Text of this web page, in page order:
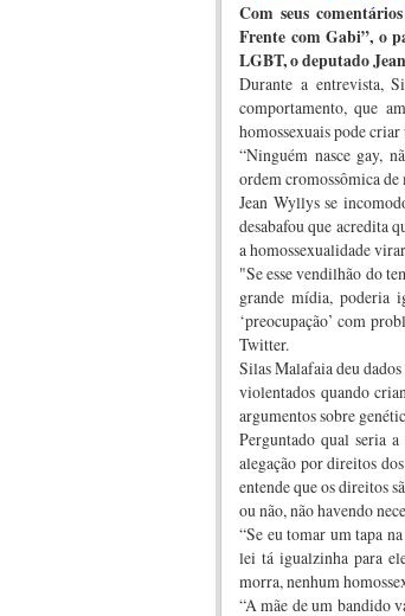
Com seus
Frente com Gabi”, o
LGBT, o deputado
Durante a entrevista,
comportamento, que
homossexuais pode
“Ninguém nasce gay,
ordem cromossômica
Jean Wyllys se
desabafou que acredita
a homossexualidade
"Se esse vendilhão do
grande mídia, poderia
‘preocupação’ com
Twitter.
Silas Malafaia deu
violentados quando
argumentos sobre
Perguntado qual seria
alegação por direitos
entende que os direitos
ou não, não havendo
“Se eu tomar um tapa
lei tá igualzinha para
morra, nenhum
“A mãe de um bandido